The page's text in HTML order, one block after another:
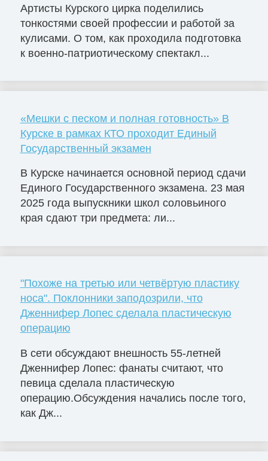
Артисты Курского цирка поделились
тонкостями своей профессии и работой за
кулисами. О том, как проходила подготовка
к военно-патриотическому спектакл...
«Мешки с песком и полная готовность» В
Курске в рамках КТО проходит Единый
Государственный экзамен
В Курске начинается основной период сдачи
Единого Государственного экзамена. 23 мая
2025 года выпускники школ соловьиного
края сдают три предмета: ли...
"Похоже на третью или четвёртую пластику
носа". Поклонники заподозрили, что
Дженнифер Лопес сделала пластическую
операцию
В сети обсуждают внешность 55-летней
Дженнифер Лопес: фанаты считают, что
певица сделала пластическую
операцию.Обсуждения начались после того,
как Дж...